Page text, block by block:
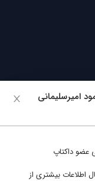
امیرسلیمانی
عضو داکتاپ
اطلاعات بیشتری از